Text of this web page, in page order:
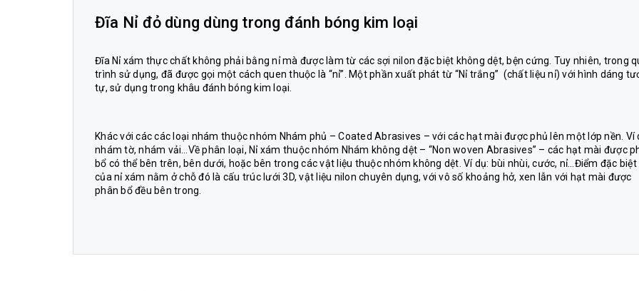
Đĩa Nỉ đỏ dùng dùng trong đánh bóng kim loại
Đĩa Nỉ xám thực chất không phải bằng nỉ mà được làm từ các sợi nilon đặc biệt không dệt, bện cứng. Tuy nhiên, trong
trình sử dụng, đã được gọi một cách quen thuộc là “nỉ”. Một phần xuất phát từ “Nỉ trắng” (chất liệu nỉ) với hình dáng
tự, sử dụng trong khâu đánh bóng kim loại.
Khác với các các loại nhám thuộc nhóm Nhám phủ – Coated Abrasives – với các hạt mài được phủ lên một lớp nền. Ví
nhám tờ, nhám vải…Về phân loại, Nỉ xám thuộc nhóm Nhám không dệt – “Non woven Abrasives” – các hạt mài được
bổ có thể bên trên, bên dưới, hoặc bên trong các vật liệu thuộc nhóm không dệt. Ví dụ: bùi nhùi, cước, nỉ…Điểm đặc biệt
của nỉ xám nằm ở chỗ đó là cấu trúc lưới 3D, vật liệu nilon chuyên dụng, với vô số khoảng hở, xen lẫn với hạt mài được
phân bổ đều bên trong.